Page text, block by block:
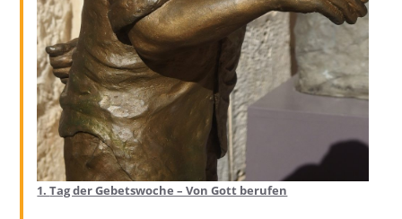
1.Tag der Gebetswoche – Von Gott berufen